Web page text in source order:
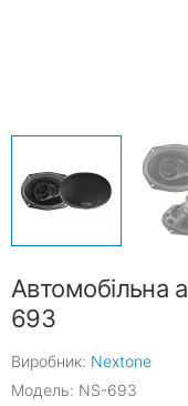
Автомобільна
693
Виробник: Nextone
Модель: NS-693